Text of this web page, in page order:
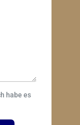
habe es